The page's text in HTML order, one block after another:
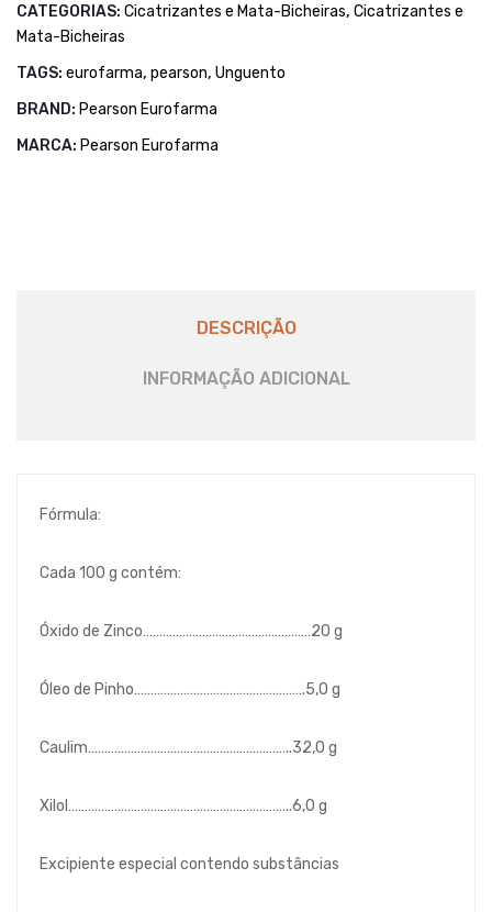
-
EUROFARMA
CATEGORIAS: Cicatrizantes e Mata-Bicheiras, Cicatrizantes e
Mata-Bicheiras
TAGS: eurofarma, pearson, Unguento
BRAND: Pearson Eurofarma
MARCA: Pearson Eurofarma
DESCRIÇÃO
INFORMAÇÃO ADICIONAL
Fórmula:
Cada 100 g contém:
Óxido de Zinco……………………………………………20 g
Óleo de Pinho…………………………………………….5,0 g
Caulim……………………………………………………..32,0 g
Xilol…………………………………………………………..6,0 g
Excipiente especial contendo substâncias